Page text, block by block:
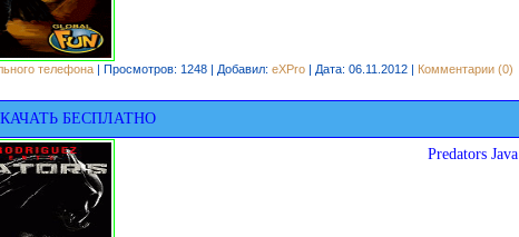
телефона | Просмотров: 1248 | Добавил: eXPro | Дата: 06.11.2012 | Комментарии (0)
БЕСПЛАТНО
Predators Java